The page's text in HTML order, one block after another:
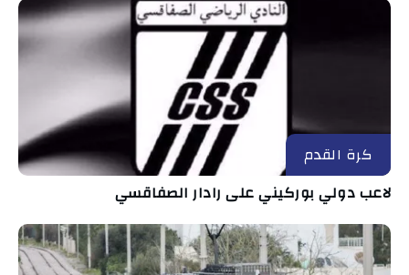
كرة القدم
لاعب دولي بوركيني على رادار الصفاقسي